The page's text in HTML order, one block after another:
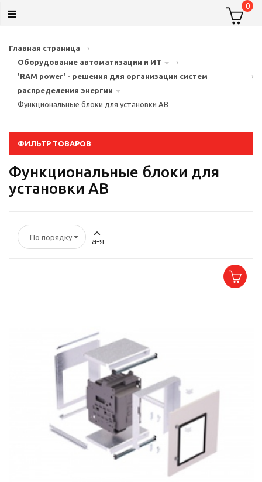
0
Главная страница
›
Оборудование автоматизации и ИТ
›
'RAM power' - решения для организации систем
распределения энергии
›
Функциональные блоки для установки АВ
ФИЛЬТР ТОВАРОВ
Функциональные блоки для
установки АВ
По порядку а-я